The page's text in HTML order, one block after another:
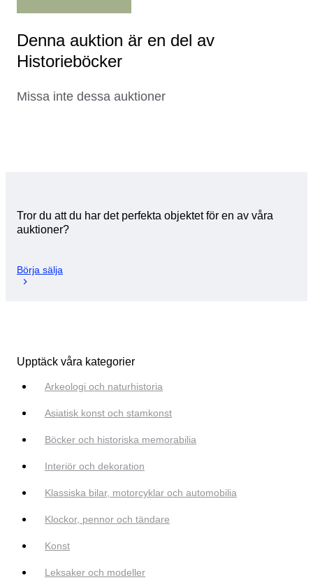
Denna auktion är en del av
Historieböcker
Missa inte dessa auktioner
Tror du att du har det perfekta objektet för en av våra
auktioner?
Börja sälja
Upptäck våra kategorier
Arkeologi och naturhistoria
Asiatisk konst och stamkonst
Böcker och historiska memorabilia
Interiör och dekoration
Klassiska bilar, motorcyklar och automobilia
Klockor, pennor och tändare
Konst
Leksaker och modeller